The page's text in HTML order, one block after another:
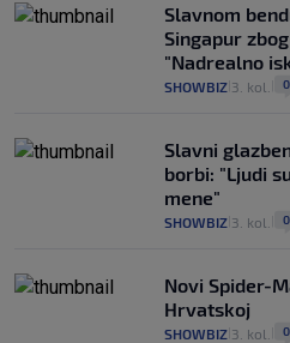
Slavnom
Singapur
"Nadrealno
SHOWBIZ 3. kol. 0
Slavni
borbi: "Ljudi
mene"
SHOWBIZ 3. kol. 0
Novi Spider-
Hrvatskoj
SHOWBIZ 3. kol. 0